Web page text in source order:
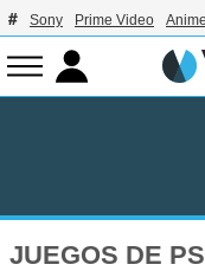
Sony Prime Video Anime
JUEGOS DE